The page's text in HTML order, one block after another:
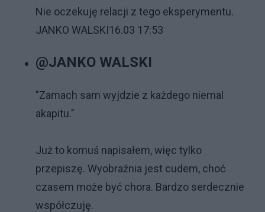
Nie oczekuję relacji z tego eksperymentu.
JANKO WALSKI16.03 17:53
@JANKO WALSKI
"Zamach sam wyjdzie z każdego niemal
akapitu."
Już to komuś napisałem, więc tylko
przepiszę. Wyobraźnia jest cudem, choć
czasem może być chora. Bardzo serdecznie
współczuję.